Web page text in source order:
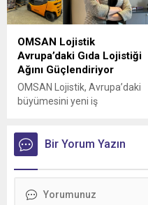
OMSAN Lojistik
Avrupa’daki Gıda Lojistiği
Ağını Güçlendiriyor
OMSAN Lojistik, Avrupa’daki
büyümesini yeni iş
Bir Yorum Yazın